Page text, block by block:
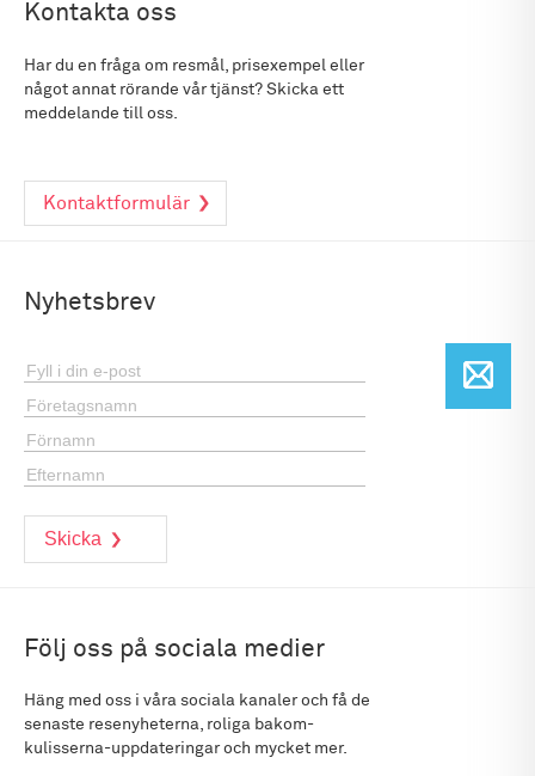
Kontakta oss
Har du en fråga om resmål, prisexempel eller
något annat rörande vår tjänst? Skicka ett
meddelande till oss.
Kontaktformulär
Nyhetsbrev
Följ oss på sociala medier
Häng med oss i våra sociala kanaler och få de
senaste resenyheterna, roliga bakom-
kulisserna-uppdateringar och mycket mer.